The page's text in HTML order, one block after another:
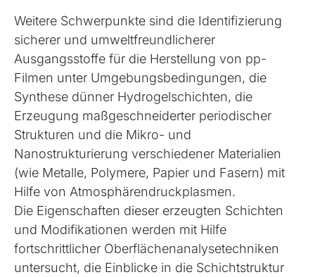
Weitere Schwerpunkte sind die Identifizierung
sicherer und umweltfreundlicherer
Ausgangsstoffe für die Herstellung von pp-
Filmen unter Umgebungsbedingungen, die
Synthese dünner Hydrogelschichten, die
Erzeugung maßgeschneiderter periodischer
Strukturen und die Mikro- und
Nanostrukturierung verschiedener Materialien
(wie Metalle, Polymere, Papier und Fasern) mit
Hilfe von Atmosphärendruckplasmen.
Die Eigenschaften dieser erzeugten Schichten
und Modifikationen werden mit Hilfe
fortschrittlicher Oberflächenanalysetechniken
untersucht, die Einblicke in die Schichtstruktur